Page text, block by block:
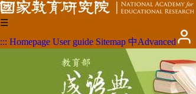
☰
::: Homepage User guide Sitemap 中Advanced